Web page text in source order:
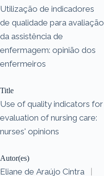
Utilização de indicadores
de qualidade para avaliação
da assistência de
enfermagem: opinião dos
enfermeiros
Title
Use of quality indicators for
evaluation of nursing care:
nurses' opinions
Autor(es)
Eliane de Araújo Cintra
|